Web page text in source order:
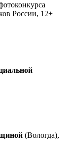
России, 12+
(Вологда),